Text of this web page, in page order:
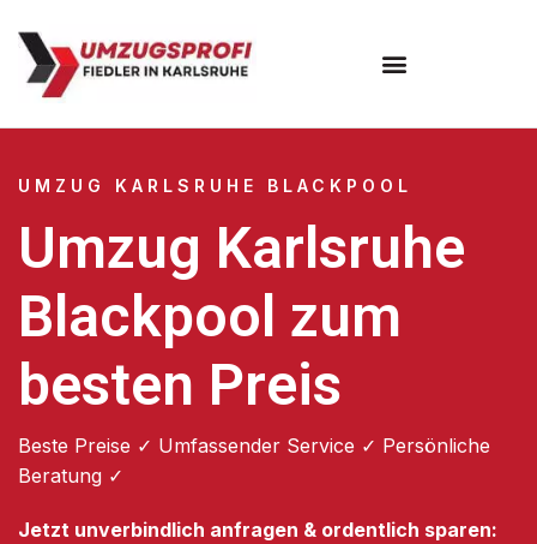
UMZUG KARLSRUHE BLACKPOOL
Umzug Karlsruhe
Blackpool zum
besten Preis
Beste Preise ✓ Umfassender Service ✓ Persönliche
Beratung ✓
Jetzt unverbindlich anfragen & ordentlich sparen: